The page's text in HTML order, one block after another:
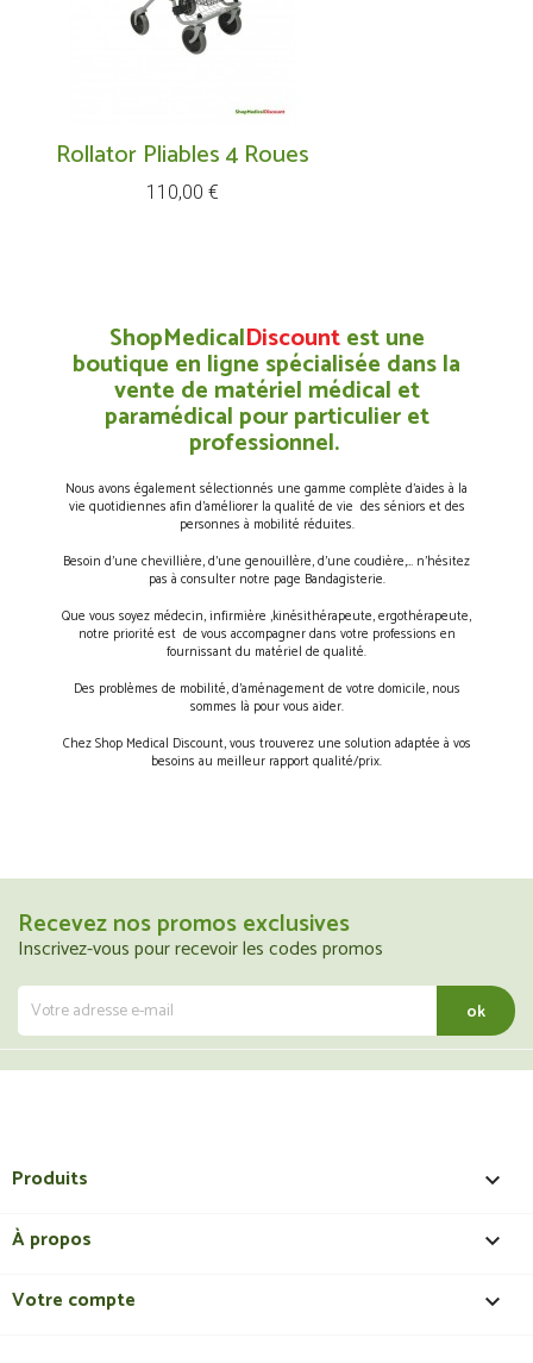
Rollator Pliables 4 Roues
Prix
110,00 €
ShopMedicalDiscountest une
boutique en ligne spécialisée dans la
vente de matériel médical et
paramédical pour particulier et
professionnel.
Nous avons également sélectionnés une gamme complète d’aides à la
vie quotidiennes afin d’améliorer la qualité de vie des séniors et des
personnes à mobilité réduites.
Besoin d’une chevillière, d’une genouillère, d’une coudière,… n’hésitez
pas à consulter notre page Bandagisterie.
Que vous soyez médecin, infirmière ,kinésithérapeute, ergothérapeute,
notre priorité est de vous accompagner dans votre professions en
fournissant du matériel de qualité.
Des problèmes de mobilité, d’aménagement de votre domicile, nous
sommes là pour vous aider.
Chez Shop Medical Discount, vous trouverez une solution adaptée à vos
besoins au meilleur rapport qualité/prix.
Recevez nos promos exclusives
Inscrivez-vous pour recevoir les codes promos
Produits 
À propos 
Votre compte 